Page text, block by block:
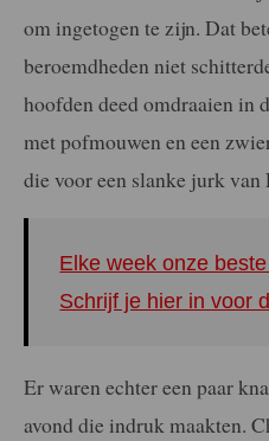
om ingetogen te zijn. Dat
beroemdheden niet
hoofden deed omdraaien in
met pofmouwen en een
die voor een slanke jurk van
Elke week onze
Schrijf je hier in voor
Er waren echter een paar
avond die indruk maakten.